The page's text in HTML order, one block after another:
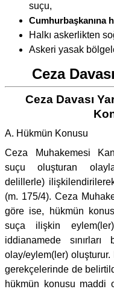
suçu,
Cumhurbaşkanına
Halkı askerlikten
Askeri yasak
Ceza
Ceza Davası
A. Hükmün Konusu
Ceza Muhakemesi
suçu oluşturan
delillerle)
(m. 175/4). Ceza
göre ise, hükmün
suça ilişkin
iddianamede
olay/eylem(ler) oluşturur.
gerekçelerinde de
hükmün konusu maddi